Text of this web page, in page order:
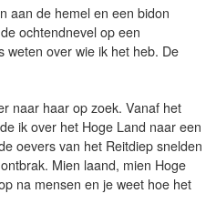
aan de hemel en een bidon
ochtendnevel op een
weten over wie ik het heb. De
naar haar op zoek. Vanaf het
ik over het Hoge Land naar een
oevers van het Reitdiep snelden
Mien laand, mien Hoge
na mensen en je weet hoe het